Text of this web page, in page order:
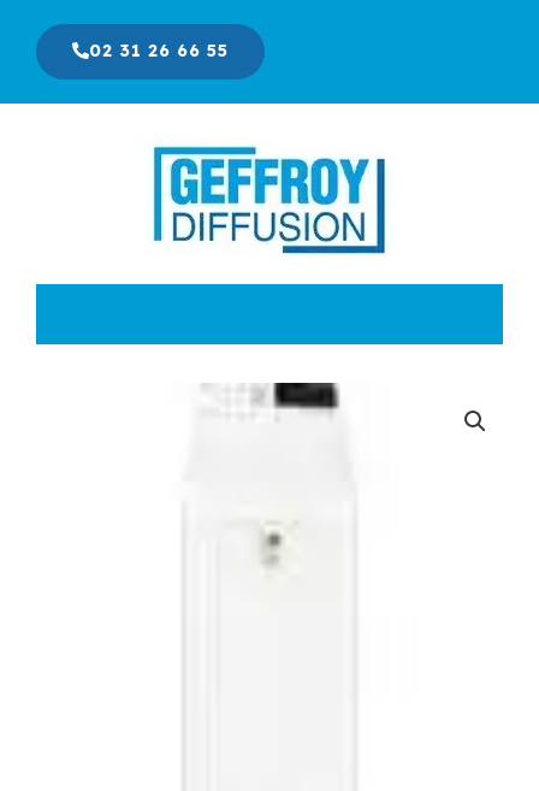
contenu
02 31 26 66 55
Le
549,00 €.